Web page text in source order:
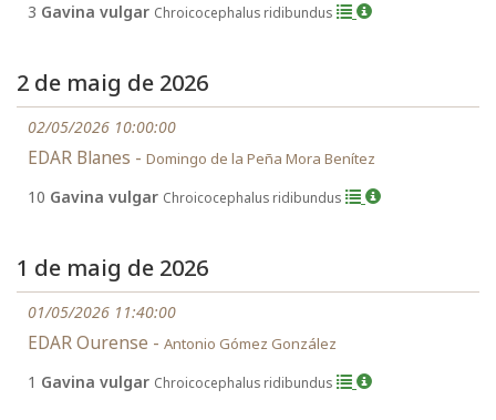
3 Gavina vulgar Chroicocephalus ridibundus
2 de maig de 2026
02/05/2026 10:00:00
EDAR Blanes - Domingo de la Peña Mora Benítez
10 Gavina vulgar Chroicocephalus ridibundus
1 de maig de 2026
01/05/2026 11:40:00
EDAR Ourense - Antonio Gómez González
1 Gavina vulgar Chroicocephalus ridibundus